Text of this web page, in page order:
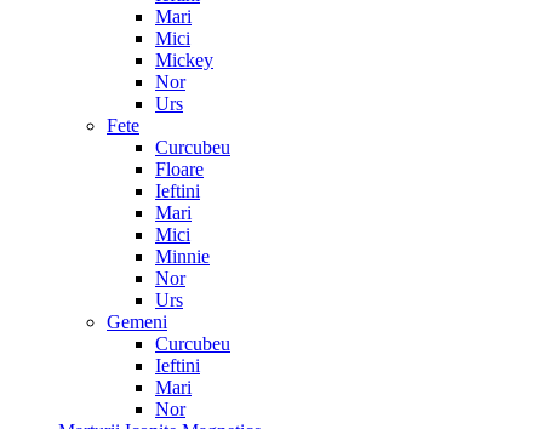
Mari
Mici
Mickey
Nor
Urs
Fete
Curcubeu
Floare
Ieftini
Mari
Mici
Minnie
Nor
Urs
Gemeni
Curcubeu
Ieftini
Mari
Nor